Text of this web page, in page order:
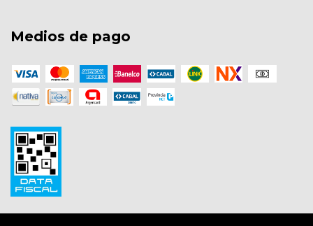
Medios de pago